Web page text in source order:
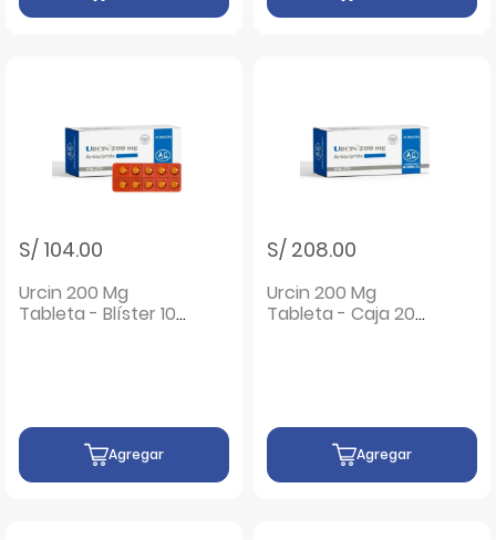
S/ 104.00
Urcin 200 Mg
Tableta - Blíster 10
Agregar
S/ 208.00
Urcin 200 Mg
Tableta - Caja 20
Agregar